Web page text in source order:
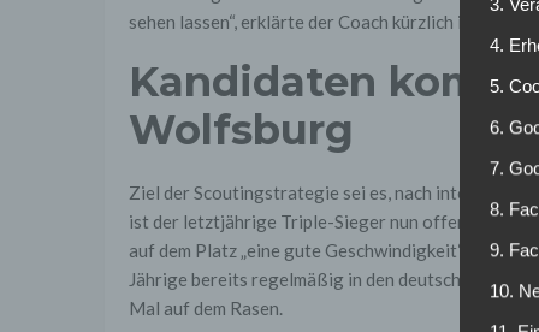
sehen lassen“, erklärte der Coach kürzlich in einem
Kandidaten
Wolfsburg
Ziel der Scoutingstrategie sei es, nach
ist der letztjährige Triple-Sieger nun offenbar in
auf dem Platz „eine gute Geschwindigkeit“, so Flick
Jährige bereits regelmäßig in den deutschen U-
Mal auf dem Rasen.
3.
4.
5.
6.
7.
8.
9.
10.